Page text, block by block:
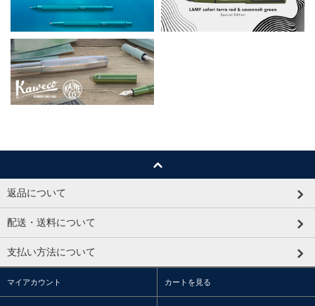
返品について
配送・送料について
支払い方法について
マイアカウント カートを見る